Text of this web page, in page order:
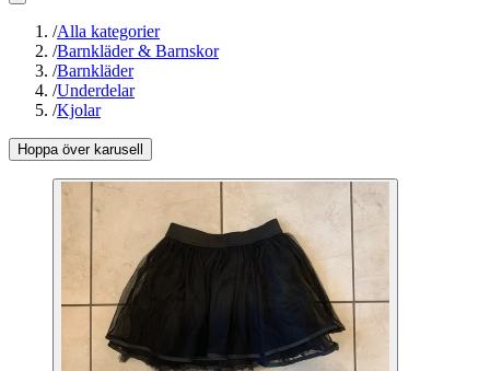
/Alla kategorier
/Barnkläder & Barnskor
/Barnkläder
/Underdelar
/Kjolar
Hoppa över karusell